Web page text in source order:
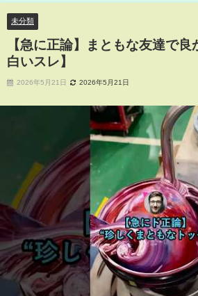
未分類
【急に正論】まともな友達で
白いスレ】
2026年5月21日 2026年5月21日